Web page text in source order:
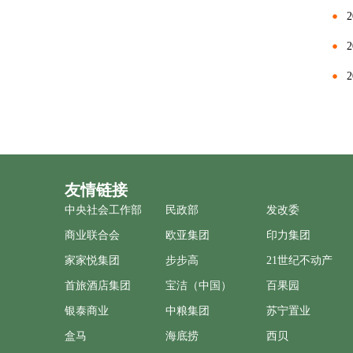
友情链接
中央社会工作部 民政部 发改委
商业联合会 欧亚集团 印力集团
家家悦集团 步步高 21世纪不动产
首旅酒店集团 宝洁（中国） 百果园
银泰商业 中粮集团 苏宁置业
盒马 海底捞 西贝